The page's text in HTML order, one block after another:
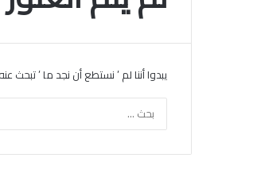
يبدوا أننا لم ’ نستطع أن نجد ما ’